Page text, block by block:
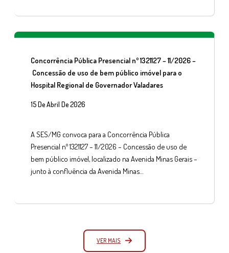
Concorrência Pública Presencial nº 1321127 – 11/2026 –
Concessão de uso de bem público imóvel para o
Hospital Regional de Governador Valadares
15 De Abril De 2026
A SES/MG convoca para a Concorrência Pública
Presencial nº 1321127 – 11/2026 – Concessão de uso de
bem público imóvel, localizado na Avenida Minas Gerais –
junto à confluência da Avenida Minas…
VER MAIS